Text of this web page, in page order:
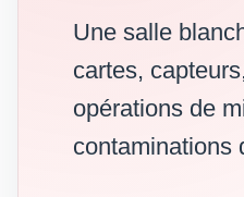
Une salle
cartes,
opérations de
contaminations